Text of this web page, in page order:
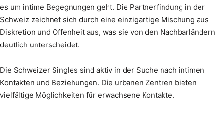
es um intime Begegnungen geht. Die Partnerfindung in der
Schweiz zeichnet sich durch eine einzigartige Mischung aus
Diskretion und Offenheit aus, was sie von den Nachbarländern
deutlich unterscheidet.
Die Schweizer Singles sind aktiv in der Suche nach intimen
Kontakten und Beziehungen. Die urbanen Zentren bieten
vielfältige Möglichkeiten für erwachsene Kontakte.